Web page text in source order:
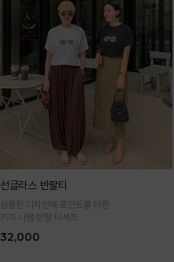
선글라스 반팔티
심플한 디자인에 포인트를 더한
키치 나염 반팔 티셔츠
32,000